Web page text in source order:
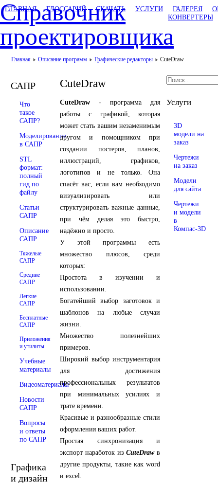
Справочник
проектировщика
ГЛАВНАЯ ГЛОССАРИЙ СКАЧАТЬ УСЛУГИ ГАЛЕРЕЯ
КОНВЕРТЕРЫ
Главная Описание программ Графические редакторы CuteDraw
САПР
Что
такое
САПР?
Моделирование
в САПР
STL
формат:
полный
гид по
файлу
Статьи
САПР
Описание
САПР
Тяжелые
САПР
Средние
САПР
Легкие
САПР
Бесплатные
САПР
Приложения
и утилиты
Учебные
материалы
Видеоматериалы
Новости
САПР
Вопросы
и ответы
по САПР
Графика
и дизайн
CuteDraw
CuteDraw- программа для
работы с графикой, которая
может стать вашим незаменимым
другом и помощником при
создании постеров, планов,
иллюстраций, графиков,
логотипов и не только. Она
спасёт вас, если вам необходимо
визуализировать или
структурировать важные данные,
при чём делая это быстро,
надёжно и просто.
У этой программы есть
множество плюсов, среди
которых:
Простота в изучении и
использовании.
Богатейший выбор заготовок и
шаблонов на любые случаи
жизни.
Множество полезнейших
примеров.
Широкий выбор инструментария
для достижения
профессиональных результатов
при минимальных усилиях и
трате времени.
Красивые и разнообразные стили
оформления ваших работ.
Простая синхронизация и
экспорт наработок изCuteDrawв
другие продукты, такие как word
и excel.
Услуги
3D
модели на
заказ
Чертежи
на заказ
Модели
для сайта
Чертежи
и модели
в
Компас-3D